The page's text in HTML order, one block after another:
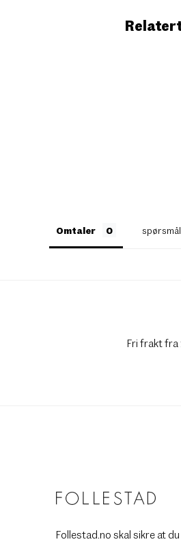
Omtaler spørsmål
Fri frakt
Follestad.no skal sikre at